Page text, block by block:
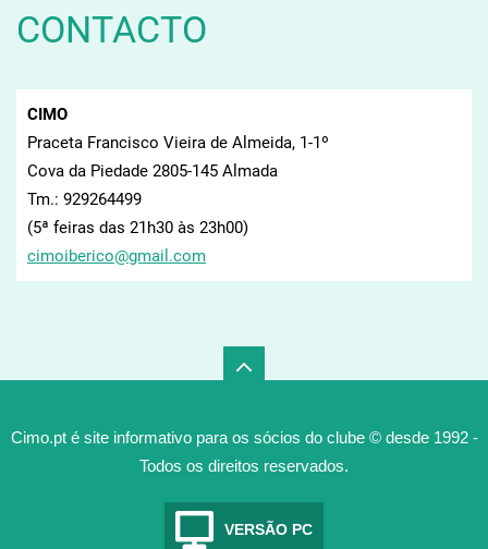
CONTACTO
CIMO
Praceta Francisco Vieira de Almeida, 1-1º
Cova da Piedade 2805-145 Almada
Tm.: 929264499
(5ª feiras das 21h30 às 23h00)
cimoiberico@gmai l.com
Cimo.pt é site informativo para os sócios do clube © desde 1992 -
Todos os direitos reservados.
VERSÃO PC